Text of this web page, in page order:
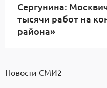
Сергунина:
тысячи работ на
района»
Новости СМИ2